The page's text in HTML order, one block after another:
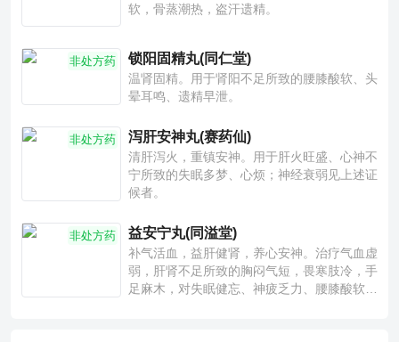
软，骨蒸潮热，盗汗遗精。
非处方药 锁阳固精丸(同仁堂)
温肾固精。用于肾阳不足所致的腰膝酸软、头
晕耳鸣、遗精早泄。
非处方药 泻肝安神丸(赛药仙)
清肝泻火，重镇安神。用于肝火旺盛、心神不
宁所致的失眠多梦、心烦；神经衰弱见上述证
候者。
非处方药 益安宁丸(同溢堂)
补气活血，益肝健肾，养心安神。治疗气血虚
弱，肝肾不足所致的胸闷气短，畏寒肢冷，手
足麻木，对失眠健忘、神疲乏力、腰膝酸软也